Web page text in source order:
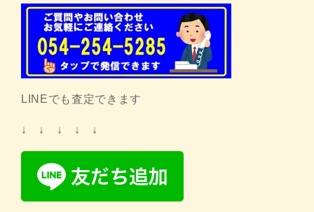
LINEでも査定できます
↓ ↓ ↓ ↓ ↓